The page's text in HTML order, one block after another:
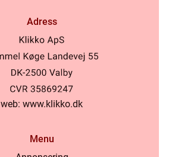
Adress
web: www.klikko.dk
Menu